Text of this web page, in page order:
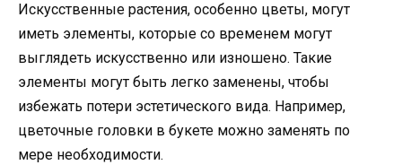
Искусственные растения, особенно цветы, могут
иметь элементы, которые со временем могут
выглядеть искусственно или изношено. Такие
элементы могут быть легко заменены, чтобы
избежать потери эстетического вида. Например,
цветочные головки в букете можно заменять по
мере необходимости.